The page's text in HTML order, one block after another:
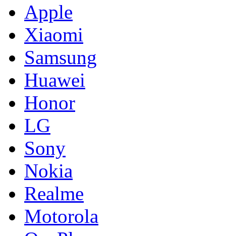
Apple
Xiaomi
Samsung
Huawei
Honor
LG
Sony
Nokia
Realme
Motorola